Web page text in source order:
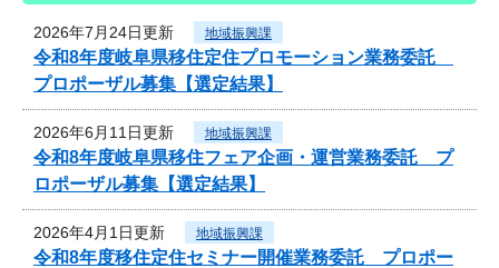
2026年7月24日更新 地域振興課
令和8年度岐阜県移住定住プロモーション業務委託
プロポーザル募集【選定結果】
2026年6月11日更新 地域振興課
令和8年度岐阜県移住フェア企画・運営業務委託 プ
ロポーザル募集【選定結果】
2026年4月1日更新 地域振興課
令和8年度移住定住セミナー開催業務委託 プロポー